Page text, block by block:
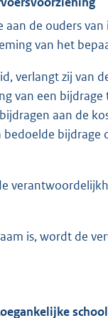
de ouders
van het
verlangt zij van
van een
aan de
bijdrage
is, wordt de
school